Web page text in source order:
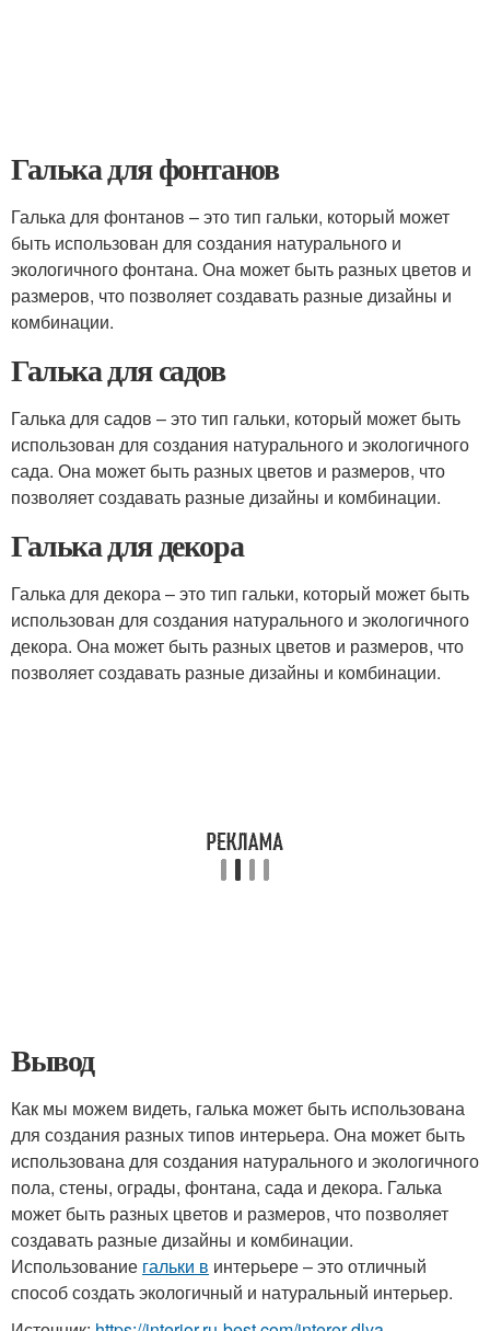
Галька для фонтанов
Галька для фонтанов – это тип гальки, который может
быть использован для создания натурального и
экологичного фонтана. Она может быть разных цветов и
размеров, что позволяет создавать разные дизайны и
комбинации.
Галька для садов
Галька для садов – это тип гальки, который может быть
использован для создания натурального и экологичного
сада. Она может быть разных цветов и размеров, что
позволяет создавать разные дизайны и комбинации.
Галька для декора
Галька для декора – это тип гальки, который может быть
использован для создания натурального и экологичного
декора. Она может быть разных цветов и размеров, что
позволяет создавать разные дизайны и комбинации.
Вывод
Как мы можем видеть, галька может быть использована
для создания разных типов интерьера. Она может быть
использована для создания натурального и экологичного
пола, стены, ограды, фонтана, сада и декора. Галька
может быть разных цветов и размеров, что позволяет
создавать разные дизайны и комбинации.
Использование гальки в интерьере – это отличный
способ создать экологичный и натуральный интерьер.